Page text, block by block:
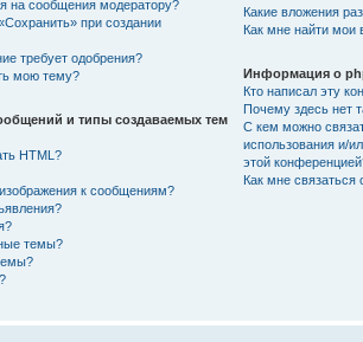
на сообщения модератору?
при создании
требует одобрения?
мою тему?
и типы создаваемых тем
HTML?
к сообщениям?
темы?
Какие вложения
Как мне найти мои
Информация о
Кто написал эту
Почему здесь нет
С кем можно
использования и/
этой
Как мне